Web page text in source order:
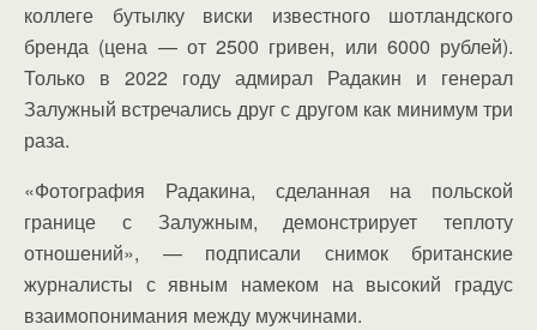
коллеге бутылку виски известного шотландского
бренда (цена — от 2500 гривен, или 6000 рублей).
Только в 2022 году адмирал Радакин и генерал
Залужный встречались друг с другом как минимум три
раза.
«Фотография Радакина, сделанная на польской
границе с Залужным, демонстрирует теплоту
отношений», — подписали снимок британские
журналисты с явным намеком на высокий градус
взаимопонимания между мужчинами.